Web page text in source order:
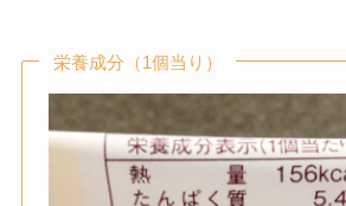
栄養成分（1個当り）